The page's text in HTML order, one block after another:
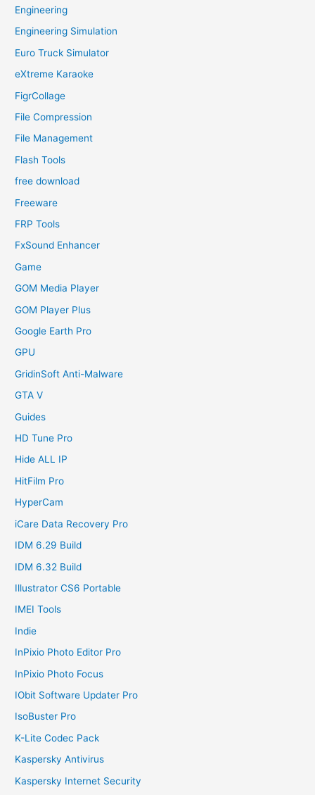
Engineering
Engineering Simulation
Euro Truck Simulator
eXtreme Karaoke
FigrCollage
File Compression
File Management
Flash Tools
free download
Freeware
FRP Tools
FxSound Enhancer
Game
GOM Media Player
GOM Player Plus
Google Earth Pro
GPU
GridinSoft Anti-Malware
GTA V
Guides
HD Tune Pro
Hide ALL IP
HitFilm Pro
HyperCam
iCare Data Recovery Pro
IDM 6.29 Build
IDM 6.32 Build
Illustrator CS6 Portable
IMEI Tools
Indie
InPixio Photo Editor Pro
InPixio Photo Focus
IObit Software Updater Pro
IsoBuster Pro
K-Lite Codec Pack
Kaspersky Antivirus
Kaspersky Internet Security